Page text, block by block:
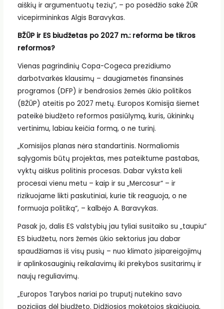
aiškių ir argumentuotų tezių“, – po posėdžio sakė ŽŪR
vicepirmininkas Algis Baravykas.
BŽŪP ir ES biudžetas po 2027 m.: reforma be tikros
reformos?
Vienas pagrindinių Copa-Cogeca prezidiumo
darbotvarkės klausimų – daugiametės finansinės
programos (DFP) ir bendrosios žemės ūkio politikos
(BŽŪP) ateitis po 2027 metų. Europos Komisija šiemet
pateikė biudžeto reformos pasiūlymą, kuris, ūkininkų
vertinimu, labiau keičia formą, o ne turinį.
„Komisijos planas nėra standartinis. Normaliomis
sąlygomis būtų projektas, mes pateiktume pastabas,
vyktų aiškus politinis procesas. Dabar vyksta keli
procesai vienu metu – kaip ir su „Mercosur“ – ir
rizikuojame likti paskutiniai, kurie tik reaguoja, o ne
formuoja politiką“, – kalbėjo A. Baravykas.
Pasak jo, dalis ES valstybių jau tyliai susitaiko su „taupiu“
ES biudžetu, nors žemės ūkio sektorius jau dabar
spaudžiamas iš visų pusių – nuo klimato įsipareigojimų
ir aplinkosauginių reikalavimų iki prekybos susitarimų ir
naujų reguliavimų.
„Europos Tarybos nariai po truputį nutekino savo
pozicijas dėl biudžeto. Didžiosios mokėtojos skaičiuoja,